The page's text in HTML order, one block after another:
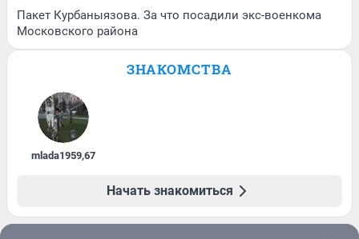
Пакет Курбаныязова. За что посадили экс-военкома
Московского района
ЗНАКОМСТВА
mlada1959,67
Начать знакомиться